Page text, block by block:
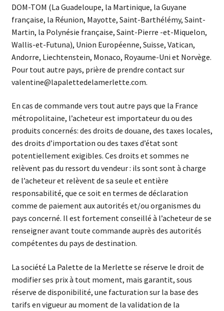
DOM-TOM (La Guadeloupe, la Martinique, la Guyane
française, la Réunion, Mayotte, Saint-Barthélémy, Saint-
Martin, la Polynésie française, Saint-Pierre -et-Miquelon,
Wallis-et-Futuna), Union Européenne, Suisse, Vatican,
Andorre, Liechtenstein, Monaco, Royaume-Uni et Norvège.
Pour tout autre pays, prière de prendre contact sur
valentine@lapalettedelamerlette.com.
En cas de commande vers tout autre pays que la France
métropolitaine, l’acheteur est importateur du ou des
produits concernés: des droits de douane, des taxes locales,
des droits d’importation ou des taxes d’état sont
potentiellement exigibles. Ces droits et sommes ne
relèvent pas du ressort du vendeur : ils sont sont à charge
de l’acheteur et relèvent de sa seule et entière
responsabilité, que ce soit en termes de déclaration
comme de paiement aux autorités et/ou organismes du
pays concerné. Il est fortement conseillé à l’acheteur de se
renseigner avant toute commande auprès des autorités
compétentes du pays de destination.
La société La Palette de la Merlette se réserve le droit de
modifier ses prix à tout moment, mais garantit, sous
réserve de disponibilité, une facturation sur la base des
tarifs en vigueur au moment de la validation de la